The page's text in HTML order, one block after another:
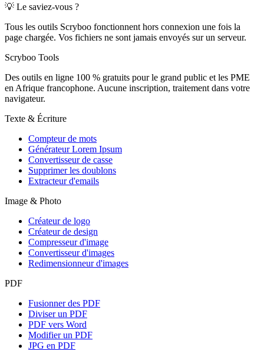
💡 Le saviez-vous ?
Tous les outils Scryboo fonctionnent hors connexion une fois la
page chargée. Vos fichiers ne sont jamais envoyés sur un serveur.
Scryboo Tools
Des outils en ligne 100 % gratuits pour le grand public et les PME
en Afrique francophone. Aucune inscription, traitement dans votre
navigateur.
Texte & Écriture
Compteur de mots
Générateur Lorem Ipsum
Convertisseur de casse
Supprimer les doublons
Extracteur d'emails
Image & Photo
Créateur de logo
Créateur de design
Compresseur d'image
Convertisseur d'images
Redimensionneur d'images
PDF
Fusionner des PDF
Diviser un PDF
PDF vers Word
Modifier un PDF
JPG en PDF